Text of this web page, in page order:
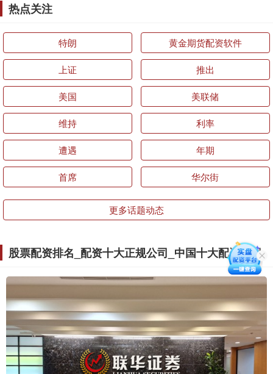
热点关注
特朗 黄金期货配资软件
上证 推出
美国 美联储
维持 利率
遭遇 年期
首席 华尔街
更多话题动态
股票配资排名_配资十大正规公司_中国十大配资公司